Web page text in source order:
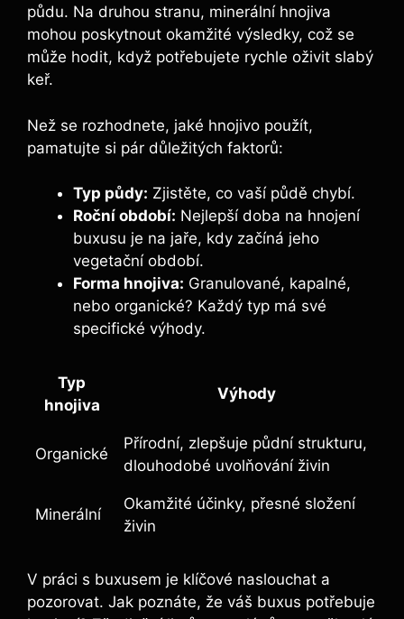
půdu. Na druhou⁢ stranu, minerální hnojiva
‌mohou poskytnout okamžité výsledky, což se
může hodit, když potřebujete rychle oživit slabý
keř.
Než se rozhodnete, jaké hnojivo použít,⁤
pamatujte​ si pár důležitých faktorů:
Typ půdy: Zjistěte, co vaší půdě chybí.
Roční období: Nejlepší doba na hnojení‍
buxusu je na jaře, kdy začíná ​jeho
vegetační období.
Forma hnojiva: Granulované, kapalné,
nebo organické? Každý typ ‌má své
specifické výhody.
Typ
⁢hnojiva
Výhody
Organické
Přírodní, zlepšuje půdní strukturu,
dlouhodobé‍ uvolňování živin
Minerální
Okamžité účinky, přesné složení
živin
V práci s buxusem je klíčové naslouchat a
pozorovat. Jak poznáte, že​ váš buxus potřebuje